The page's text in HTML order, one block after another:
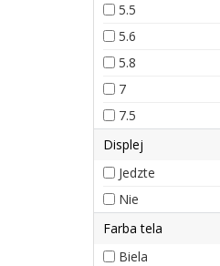
5.5
5.6
5.8
7
7.5
Displej
Jedzte
Nie
Farba tela
Biela